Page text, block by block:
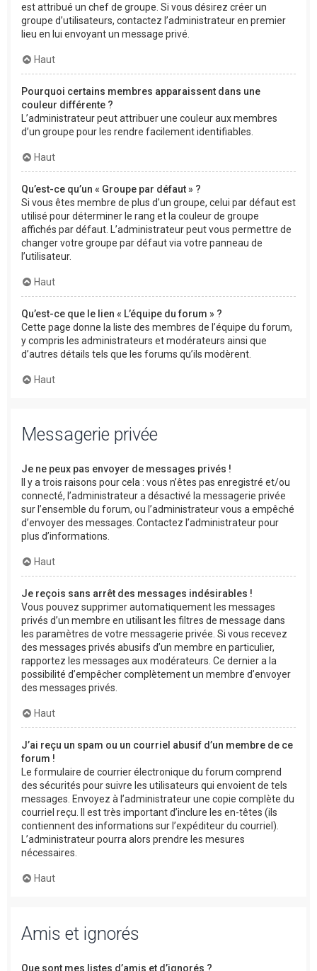
est attribué un chef de groupe. Si vous désirez créer un
groupe d’utilisateurs, contactez l’administrateur en premier
lieu en lui envoyant un message privé.
Haut
Pourquoi certains membres apparaissent dans une
couleur différente ?
L’administrateur peut attribuer une couleur aux membres
d’un groupe pour les rendre facilement identifiables.
Haut
Qu’est-ce qu’un « Groupe par défaut » ?
Si vous êtes membre de plus d’un groupe, celui par défaut est
utilisé pour déterminer le rang et la couleur de groupe
affichés par défaut. L’administrateur peut vous permettre de
changer votre groupe par défaut via votre panneau de
l’utilisateur.
Haut
Qu’est-ce que le lien « L’équipe du forum » ?
Cette page donne la liste des membres de l’équipe du forum,
y compris les administrateurs et modérateurs ainsi que
d’autres détails tels que les forums qu’ils modèrent.
Haut
Messagerie privée
Je ne peux pas envoyer de messages privés !
Il y a trois raisons pour cela : vous n’êtes pas enregistré et/ou
connecté, l’administrateur a désactivé la messagerie privée
sur l’ensemble du forum, ou l’administrateur vous a empêché
d’envoyer des messages. Contactez l’administrateur pour
plus d’informations.
Haut
Je reçois sans arrêt des messages indésirables !
Vous pouvez supprimer automatiquement les messages
privés d’un membre en utilisant les filtres de message dans
les paramètres de votre messagerie privée. Si vous recevez
des messages privés abusifs d’un membre en particulier,
rapportez les messages aux modérateurs. Ce dernier a la
possibilité d’empêcher complètement un membre d’envoyer
des messages privés.
Haut
J’ai reçu un spam ou un courriel abusif d’un membre de ce
forum !
Le formulaire de courrier électronique du forum comprend
des sécurités pour suivre les utilisateurs qui envoient de tels
messages. Envoyez à l’administrateur une copie complète du
courriel reçu. Il est très important d’inclure les en-têtes (ils
contiennent des informations sur l’expéditeur du courriel).
L’administrateur pourra alors prendre les mesures
nécessaires.
Haut
Amis et ignorés
Que sont mes listes d’amis et d’ignorés ?